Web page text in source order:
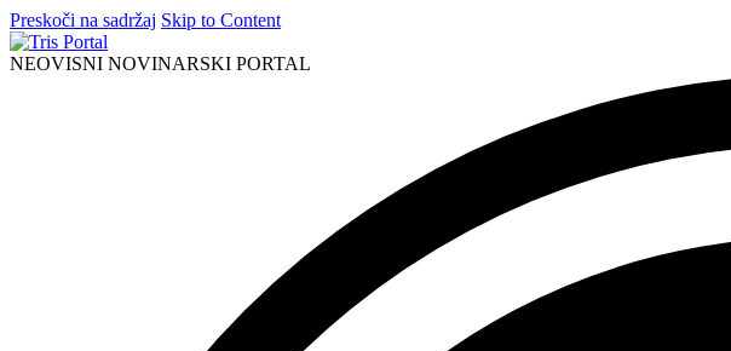
Preskoči na sadržaj Skip to Content
NEOVISNI NOVINARSKI PORTAL